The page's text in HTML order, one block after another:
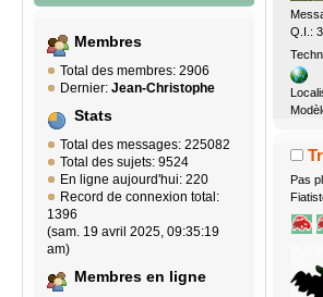
Membres
Total des membres: 2906
Dernier: Jean-Christophe
Stats
Total des messages: 225082
Total des sujets: 9524
En ligne aujourd'hui: 220
Record de connexion total:
1396
(sam. 19 avril 2025, 09:35:19
am)
Membres en ligne
Q.I.:
Pas